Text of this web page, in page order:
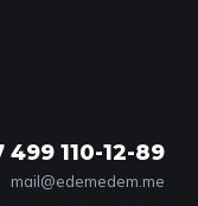
499 110-12-89
mail@edemedem.me